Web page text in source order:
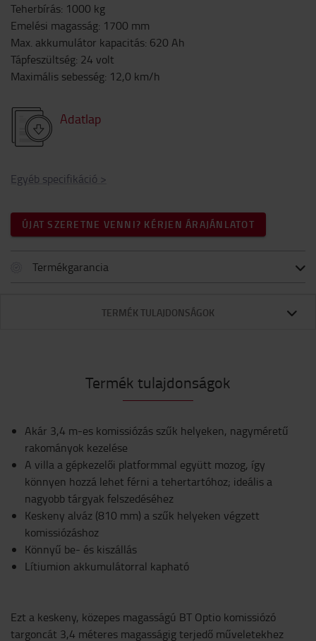
Teherbírás: 1000 kg
Emelési magasság: 1700 mm
Max. akkumulátor kapacitás: 620 Ah
Tápfeszültség: 24 volt
Maximális sebesség: 12,0 km/h
Adatlap
Egyéb specifikáció >
ÚJAT SZERETNE VENNI? KÉRJEN ÁRAJÁNLATOT
Termékgarancia
TERMÉK TULAJDONSÁGOK
Termék tulajdonságok
Akár 3,4 m-es komissiózás szűk helyeken, nagyméretű
rakományok kezelése
A villa a gépkezelői platformmal együtt mozog, így
könnyen hozzá lehet férni a tehertartóhoz; ideális a
nagyobb tárgyak felszedéséhez
Keskeny alváz (810 mm) a szűk helyeken végzett
komissiózáshoz
Könnyű be- és kiszállás
Lítiumion akkumulátorral kapható
Ezt a keskeny, közepes magasságú BT Optio komissiózó
targoncát 3,4 méteres magasságig terjedő műveletekhez